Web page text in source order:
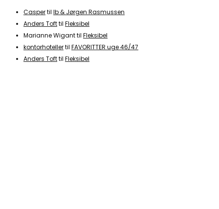
Caspertil Ib & Jørgen Rasmussen
Anders Tofttil Fleksibel
Marianne Wiganttil Fleksibel
kontorhotellertil FAVORITTER uge 46/47
Anders Tofttil Fleksibel